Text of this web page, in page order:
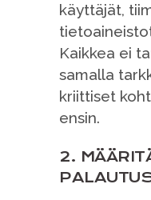
käyttäjät,
Kaikkea ei
samalla
kriittiset
ensin.
2.